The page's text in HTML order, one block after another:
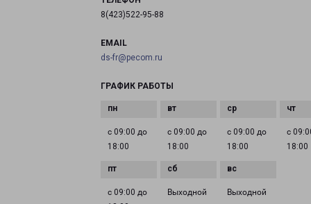
8(423)522-95-88
EMAIL
ds-fr@pecom.ru
ГРАФИК РАБОТЫ
с 09:00 до
18:00
с 09:00 до
18:00
с 09:00 до
18:00
с
18:00
с 09:00 до
Выходной Выходной